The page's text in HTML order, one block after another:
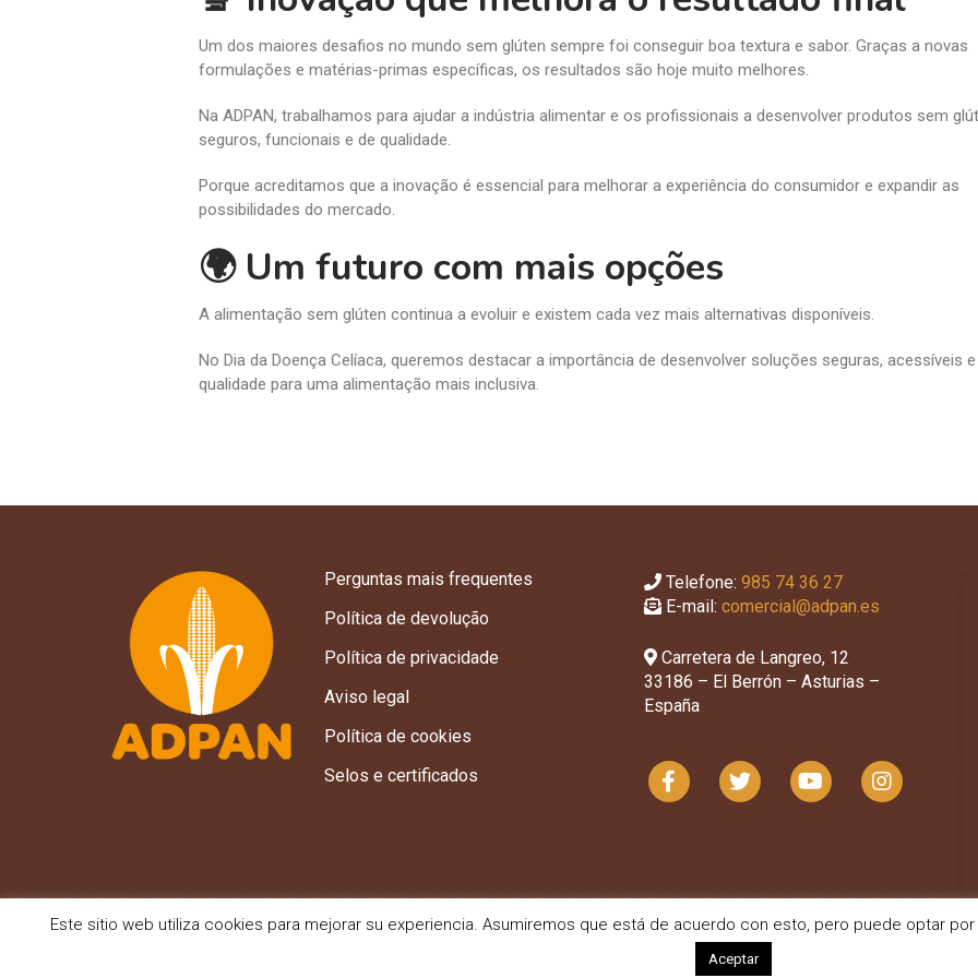
Um dos maiores desafios no mundo sem glúten sempre foi conseguir boa textura e sabor. Graças a novas
formulações e matérias-primas específicas, os resultados são hoje muito melhores.
Na ADPAN, trabalhamos para ajudar a indústria alimentar e os profissionais a desenvolver produtos sem
seguros, funcionais e de qualidade.
Porque acreditamos que a inovação é essencial para melhorar a experiência do consumidor e expandir as
possibilidades do mercado.
🌍 Um futuro com mais opções
A alimentação sem glúten continua a evoluir e existem cada vez mais alternativas disponíveis.
No Dia da Doença Celíaca, queremos destacar a importância de desenvolver soluções seguras, acessíveis e
qualidade para uma alimentação mais inclusiva.
Perguntas mais frequentes
Política de devolução
Política de privacidade
Aviso legal
Política de cookies
Selos e certificados
Telefone: 985 74 36 27
E-mail: comercial@adpan.es
Carretera de Langreo, 12
33186 – El Berrón – Asturias –
España
Este sitio web utiliza cookies para mejorar su experiencia. Asumiremos que está de acuerdo con esto, pero puede optar
Aceptar